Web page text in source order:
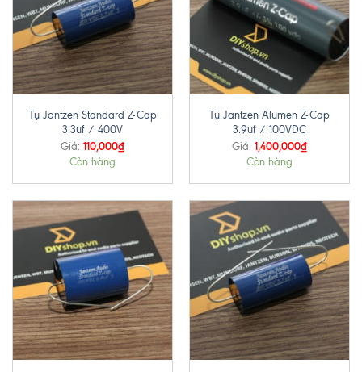
Tụ Jantzen Standard Z-Cap
3.3uf / 400V
Giá: 110,000₫
Còn hàng
Tụ Jantzen Alumen Z-Cap
3.9uf / 100VDC
Giá: 1,400,000₫
Còn hàng